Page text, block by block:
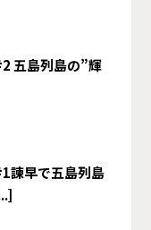
五島列島の”輝
諫早で五島列島